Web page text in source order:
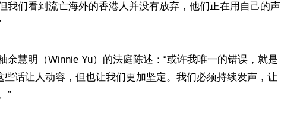
我们看到流亡海外的香港人并没有放弃，他们正在用自己的声
余慧明（Winnie Yu）的法庭陈述：“或许我唯一的错误，就是
些话让人动容，但也让我们更加坚定。我们必须持续发声，让
”